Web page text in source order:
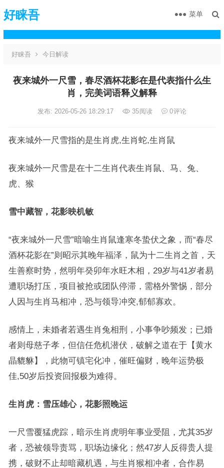
好睐吾 菜单
好睐吾 今日解读
夜来城外一尺雪，春尽酒杯花影在是代表指什么生
肖，完美词语释义解释
发布: 2026-05-26 18:29:17 35阅读 0评论
夜来城外一尺雪指的是生肖虎,生肖蛇,生肖鼠
夜来城外一尺雪是在十二生肖代表生肖鼠、马、兔、
虎、猴
雪中藏智，花影映机敏
“夜来城外一尺雪”暗喻生肖鼠逢寒冬蛰伏之象，而“春尽
酒杯花影在”则昭示其晚年福泽，鼠为十二生肖之首，天
生善察时势，然明年癸卯年水旺木相，29岁与41岁者易
遭职场打压，项目被抢或团队停滞，需格外警惕，部分
人因与生肖马相冲，恐与领导冲突,郁郁寡欢。
感情上，未婚者若遇生肖兔相刑，小事争吵频发；已婚
者则母慈子孝，但信任危机潜伏，破解之道在于【黄水
晶貔貅】，此物可镇宅化冲，催旺偏财，晚年运势极
佳,50岁后投资回报极为难得。
生肖虎：雪压雄心，花影照晚运
一尺雪覆猛虎踪，暗示生肖虎明年事业受阻，尤其35岁
者，恐被领导责骂，职场边缘化；然47岁人反得贵人提
携，破财不止却暗藏机遇，与生肖猴相冲者，合作易